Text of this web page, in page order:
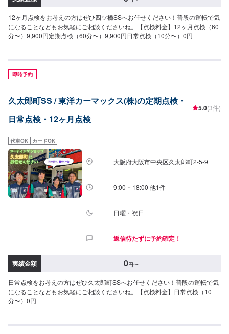
12ヶ月点検をお考えの方はぜひ四ツ橋SSへお任せください！普段の運転で気
になることなどもお気軽にご相談くださいね。【点検料金】12ヶ月点検（60
分〜）9,900円定期点検（60分〜）9,900円日常点検（10分〜）0円
即時予約
久太郎町SS / 東洋カーマックス(株)の定期点検・
日常点検・12ヶ月点検
5.0(3件)
代車OK カードOK
大阪府大阪市中央区久太郎町2-5-9
9:00 ~ 18:00 他1件
日曜・祝日
返信待たずに予約確定！
実績金額 0円〜
日常点検をお考えの方はぜひ久太郎町SSへお任せください！普段の運転で気
になることなどもお気軽にご相談くださいね。【点検料金】日常点検（10
分〜）0円